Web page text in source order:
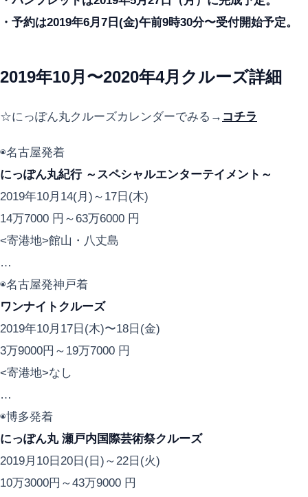
・予約は2019年6月7日(金)午前9時30分〜受付開始予定。
2019年10月〜2020年4月クルーズ詳細
☆にっぽん丸クルーズカレンダーでみる→ コチラ
◉名古屋発着
にっぽん丸紀行 ～スペシャルエンターテイメント～
2019年10月14(月)～17日(木)
14万7000 円～63万6000 円
<寄港地>館山・八丈島
…
◉名古屋発神戸着
ワンナイトクルーズ
2019年10月17日(木)〜18日(金)
3万9000円～19万7000 円
<寄港地>なし
…
◉博多発着
にっぽん丸 瀬戸内国際芸術祭クルーズ
2019月10日20日(日)～22日(火)
10万3000円～43万9000 円